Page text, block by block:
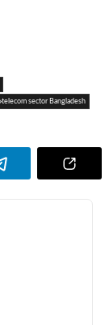
telecom sector Bangladesh